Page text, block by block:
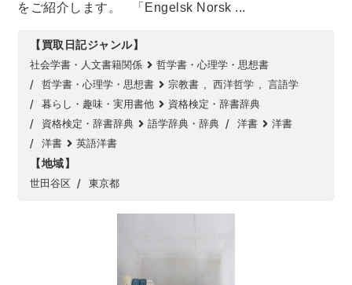
伝統医学・東洋医学
整形外科学
暮らし・趣味・実用書他
ガーデニング
をご紹介します。 「Engelsk Norsk ...
【買取日記ジャンル】
社会学書・人文書籍関係
哲学書・心理学・思想書
哲学書・心理学・思想書
宗教書 西洋哲学
言語学
暮らし・趣味・実用書他
資格検定・辞書辞典
資格検定・辞書辞典
語学辞典・辞典 洋書
洋書
洋書
英語洋書
【地域】
世田谷区 東京都